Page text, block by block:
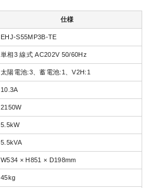
仕様
EHJ-S55MP3B-TE
単相3 線式 AC202V 50/60Hz
太陽電池:3、蓄電池:1、V2H:1
10.3A
2150W
5.5kW
5.5kVA
W534 × H851 × D198mm
45kg